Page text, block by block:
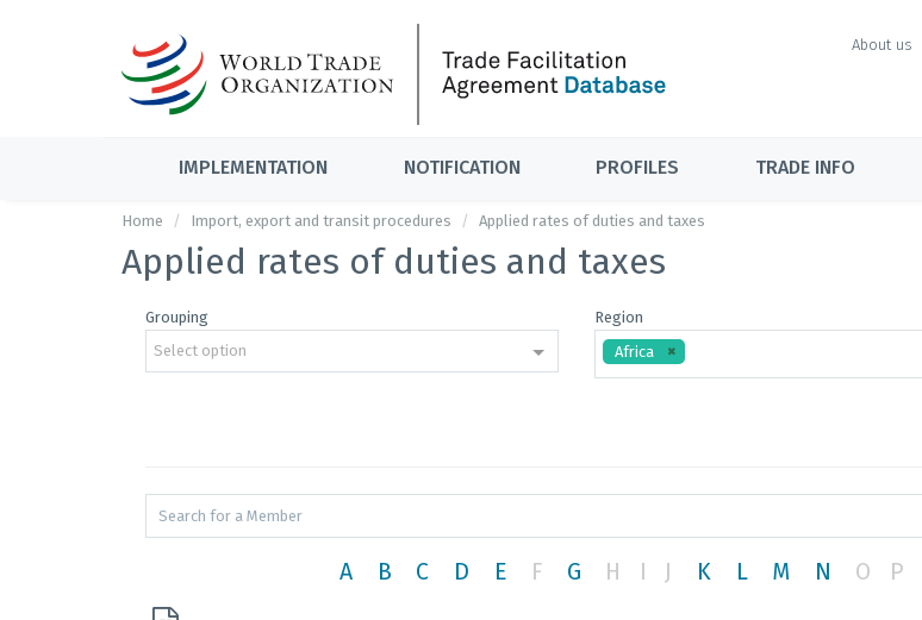
About us
IMPLEMENTATION NOTIFICATION PROFILES TRADE INFO
Home Import, export and transit procedures Applied rates of duties and taxes
Applied rates of duties and taxes
Grouping
Select option
Region
Africa
A B C D E F G H I J K L M N O P